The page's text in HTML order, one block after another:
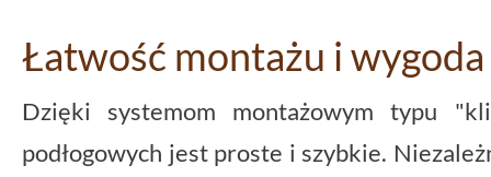
Łatwość montażu i
Dzięki systemom montażowym typu
podłogowych jest proste i szybkie.